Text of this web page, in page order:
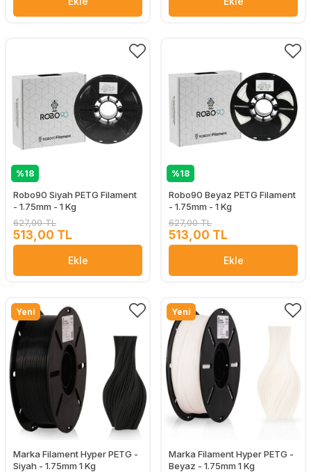
%18
Robo90 Siyah PETG Filament
- 1.75mm - 1 Kg
627,00 TL
513,00 TL
Ekle
%18
Robo90 Beyaz PETG Filament
- 1.75mm - 1 Kg
627,00 TL
513,00 TL
Ekle
Yeni
Marka Filament Hyper PETG -
Siyah - 1.75mm 1 Kg
Yeni
Marka Filament Hyper PETG -
Beyaz - 1.75mm 1 Kg